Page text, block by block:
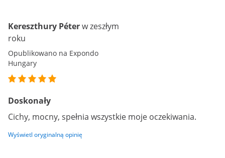
Kereszthury Péterw zeszłym
roku
Opublikowano na Expondo
Hungary
Doskonały
Cichy, mocny, spełnia wszystkie moje oczekiwania.
Wyświetl oryginalną opinię